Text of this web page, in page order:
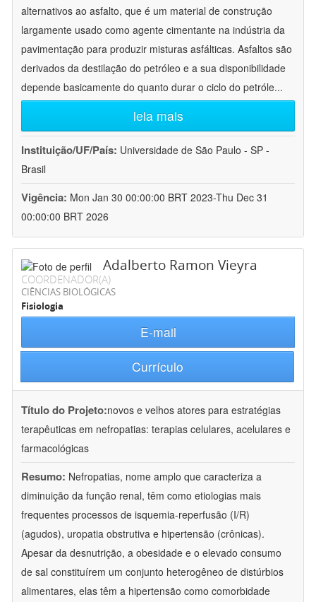
alternativos ao asfalto, que é um material de construção
largamente usado como agente cimentante na indústria da
pavimentação para produzir misturas asfálticas. Asfaltos são
derivados da destilação do petróleo e a sua disponibilidade
depende basicamente do quanto durar o ciclo do petróle...
leia mais
Instituição/UF/País: Universidade de São Paulo - SP -
Brasil
Vigência: Mon Jan 30 00:00:00 BRT 2023-Thu Dec 31
00:00:00 BRT 2026
Adalberto Ramon Vieyra
COORDENADOR(A)
CIÊNCIAS BIOLÓGICAS
Fisiologia
E-mail
Currículo
Título do Projeto:novos e velhos atores para estratégias
terapêuticas em nefropatias: terapias celulares, acelulares e
farmacológicas
Resumo: Nefropatias, nome amplo que caracteriza a
diminuição da função renal, têm como etiologias mais
frequentes processos de isquemia-reperfusão (I/R)
(agudos), uropatia obstrutiva e hipertensão (crônicas).
Apesar da desnutrição, a obesidade e o elevado consumo
de sal constituírem um conjunto heterogêneo de distúrbios
alimentares, elas têm a hipertensão como comorbidade